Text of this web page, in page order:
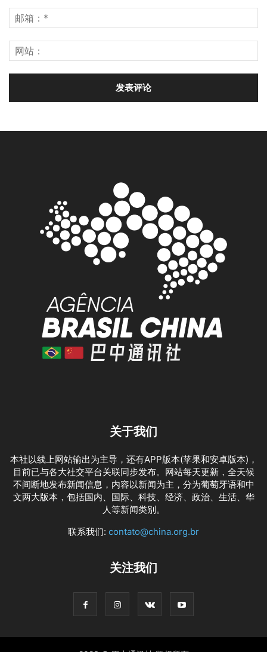
关于我们
本社以线上网站输出为主导，还有APP版本(苹果和安卓版本)，
目前已与各大社交平台关联同步发布。网站每天更新，全天候
不间断地发布新闻信息，内容以新闻为主，分为葡萄牙语和中
文两大版本，包括国内、国际、科技、经济、政治、生活、华
人等新闻类别。
联系我们: contato@china.org.br
关注我们